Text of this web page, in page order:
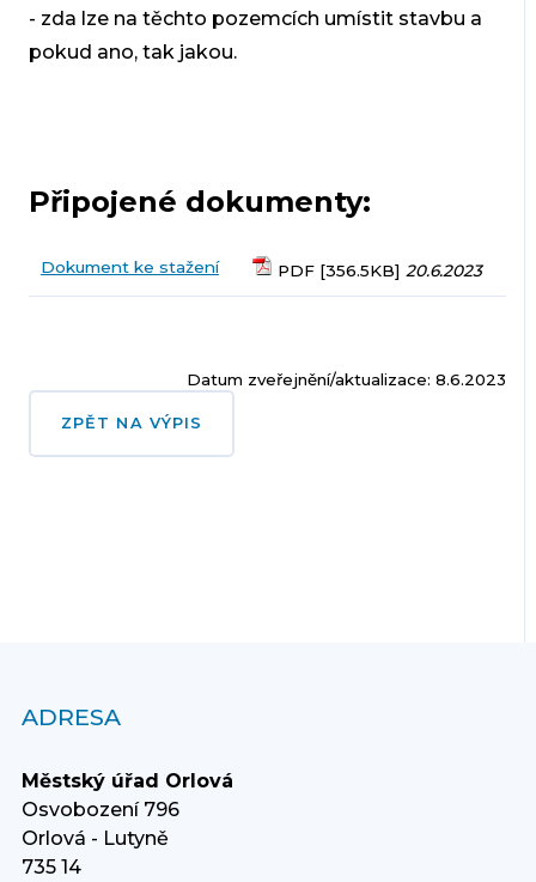
- zda lze na těchto pozemcích umístit stavbu a
pokud ano, tak jakou.
Připojené dokumenty:
Dokument ke stažení PDF [356.5KB] 20.6.2023
Datum zveřejnění/aktualizace: 8.6.2023
ZPĚT NA VÝPIS
ADRESA
Městský úřad Orlová
Osvobození 796
Orlová - Lutyně
735 14